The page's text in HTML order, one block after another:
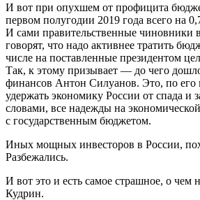
И вот при опухшем от профицита
первом полугодии 2019 года всего на
И сами правительственные чиновники
говорят, что надо активнее тратить
числе на поставленные президентом
Так, к этому призывает — до чего
финансов Антон Силуанов. Это, по
удержать экономику России от спада и
словами, все надежды на
с государственным бюджетом.
Иных мощных инвесторов в России,
Разбежались.
И вот это и есть самое страшное, о чем
Кудрин.